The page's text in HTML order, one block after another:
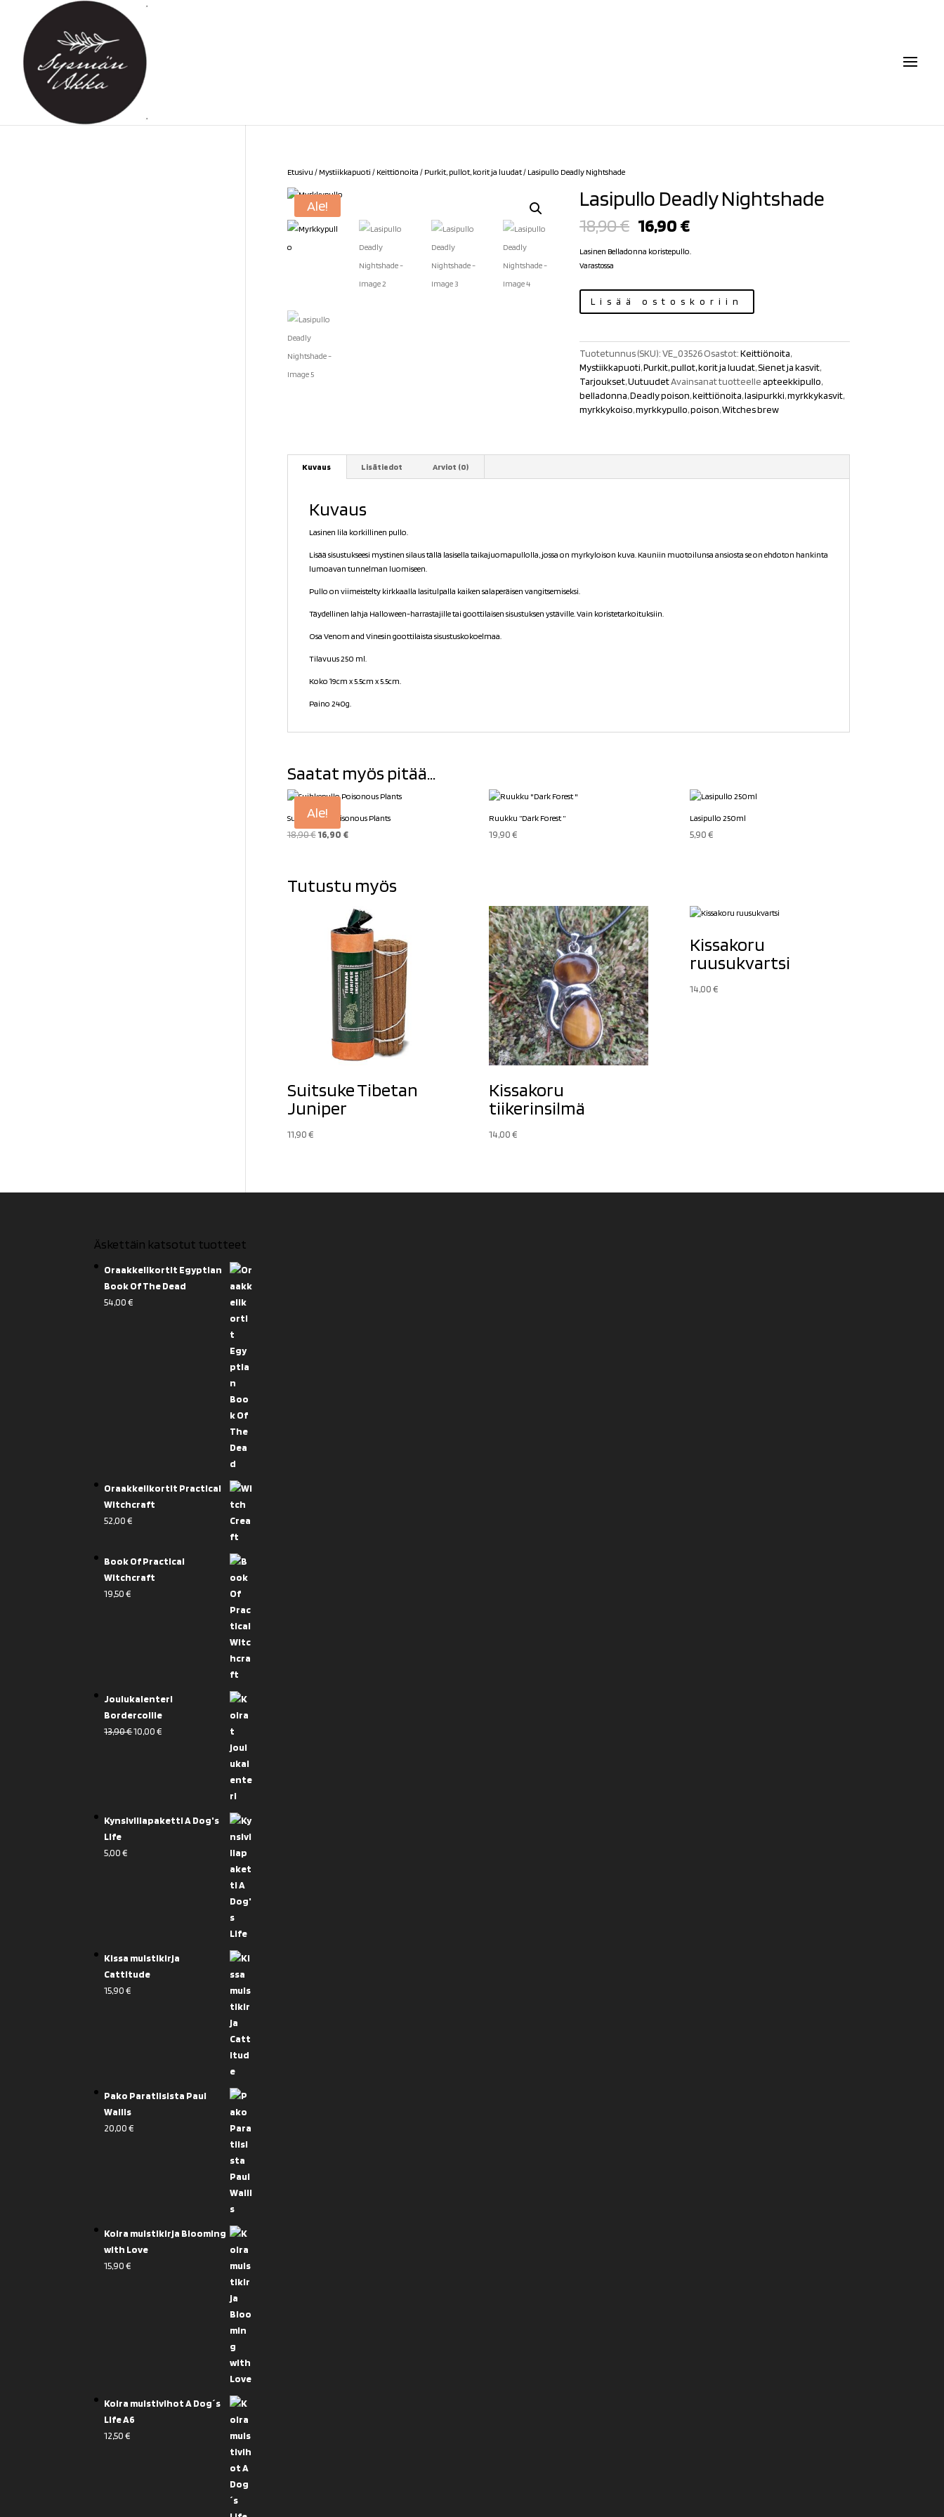
Etusivu / Mystiikkapuoti / Keittiönoita / Purkit, pullot, korit ja luudat/ Lasipullo Deadly Nightshade
Ale! Lasipullo Deadly Nightshade
18,90€ Alkuperäinen
hinta
oli:
16,90€Nykyinen
hinta
on:
Lasinen Belladonna koristepullo.
Varastossa
Deadly
Lisää ostoskoriin
Tuotetunnus (SKU):VE_03526Osastot:Keittiönoita,
Mystiikkapuoti,Purkit, pullot, korit ja luudat,Sienet ja kasvit,
Tarjoukset,UutuudetAvainsanat tuotteelleapteekkipullo,
belladonna,Deadly poison,keittiönoita,lasipurkki,myrkkykasvit,
myrkkykoiso,myrkkypullo,poison,Witches brew
Kuvaus Lisätiedot Arviot (0)
Kuvaus
Lasinen lila korkillinen pullo.
Lisää sisustukseesi mystinen silaus tällä lasisella taikajuomapullolla, jossa on myrkyloison kuva. Kauniin muotoilunsa ansiosta se on ehdoton hankinta
lumoavan tunnelman luomiseen.
Pullo on viimeistelty kirkkaalla lasitulpalla kaiken salaperäisen vangitsemiseksi.
Täydellinen lahja Halloween-harrastajille tai goottilaisen sisustuksen ystäville. Vain koristetarkoituksiin.
Osa Venom and Vinesin goottilaista sisustuskokoelmaa.
Tilavuus 250 ml.
Koko 19cm x 5.5cm x 5.5cm.
Paino 240g.
Saatat myös pitää...
Ale!
Suihkepullo Poisonous Plants
18,90€ Alkuperäinen
18,90 €.
16,90 €Nykyinen
16,90 €.
Ruukku ”Dark Forest ”
19,90€
Lasipullo 250ml
5,90€
Tutustu myös
Suitsuke Tibetan
Juniper
11,90€
Kissakoru
tiikerinsilmä
14,00€
Kissakoru
ruusukvartsi
14,00€
Äskettäin katsotut tuotteet
Oraakkelikortit Egyptian
Book Of The Dead
54,00€
Oraakkelikortit Practical
Witchcraft
52,00€
Book Of Practical
Witchcraft
19,50€
Joulukalenteri
Bordercollie
13,90€Alkuperäinen
10,00€
Kynsiviilapaketti A Dog's
Life
5,00€
Kissa muistikirja
Cattitude
15,90€
Pako Paratiisista Paul
Wallis
20,00€
Koira muistikirja Blooming
with Love
15,90€
Koira muistivihot A Dog´s
Life A6
12,50€